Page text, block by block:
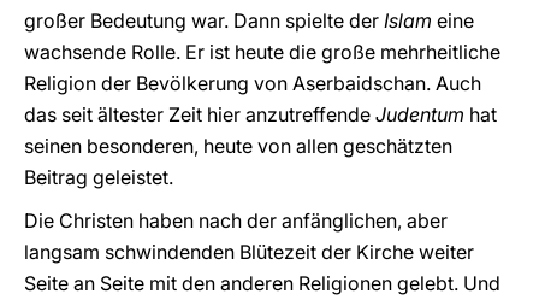
großer Bedeutung war. Dann spielte der Islam eine
wachsende Rolle. Er ist heute die große mehrheitliche
Religion der Bevölkerung von Aserbaidschan. Auch
das seit ältester Zeit hier anzutreffende Judentum hat
seinen besonderen, heute von allen geschätzten
Beitrag geleistet.
Die Christen haben nach der anfänglichen, aber
langsam schwindenden Blütezeit der Kirche weiter
Seite an Seite mit den anderen Religionen gelebt. Und